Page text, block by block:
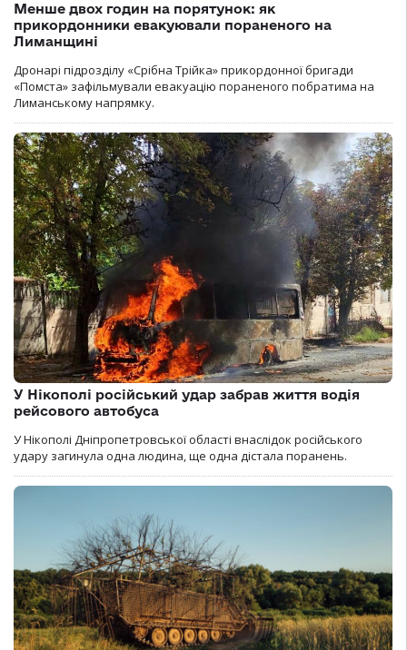
Менше двох годин на порятунок: як
прикордонники евакуювали пораненого на
Лиманщині
Дронарі підрозділу «Срібна Трійка» прикордонної бригади
«Помста» зафільмували евакуацію пораненого побратима на
Лиманському напрямку.
У Нікополі російський удар забрав життя водія
рейсового автобуса
У Нікополі Дніпропетровської області внаслідок російського
удару загинула одна людина, ще одна дістала поранень.